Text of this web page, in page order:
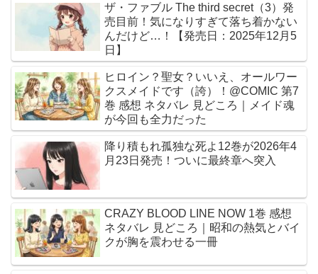
ザ・ファブル The third secret（3）発
売目前！気になりすぎて落ち着かない
んだけど…！【発売日：2025年12月5
日】
ヒロイン？聖女？いいえ、オールワー
クスメイドです（誇）！@COMIC 第7
巻 感想 ネタバレ 見どころ｜メイド魂
が今回も全力だった
降り積もれ孤独な死よ12巻が2026年4
月23日発売！ついに最終章へ突入
CRAZY BLOOD LINE NOW 1巻 感想
ネタバレ 見どころ｜昭和の熱気とバイ
クが胸を震わせる一冊